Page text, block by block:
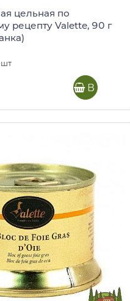
цельная по
рецепту Valette, 90 г
шт
В